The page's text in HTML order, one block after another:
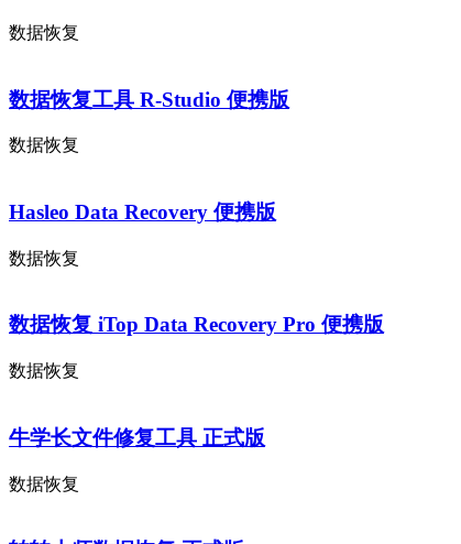
数据恢复
数据恢复工具 R-Studio 便携版
数据恢复
Hasleo Data Recovery 便携版
数据恢复
数据恢复 iTop Data Recovery Pro 便携版
数据恢复
牛学长文件修复工具 正式版
数据恢复